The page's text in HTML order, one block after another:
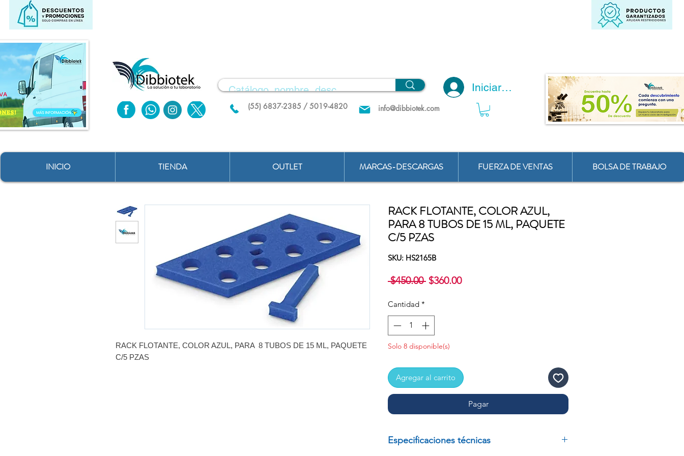
Iniciar Sesión
(55) 6837-2385 / 5019-4820 info@dibbiotek.com
INICIO TIENDA OUTLET MARCAS-DESCARGAS FUERZA DE VENTAS BOLSA DE TRABAJO
RACK FLOTANTE, COLOR AZUL, PARA 8 TUBOS DE 15 ML, PAQUETE
C/5 PZAS
RACK FLOTANTE, COLOR AZUL,
PARA 8 TUBOS DE 15 ML, PAQUETE
C/5 PZAS
SKU: HS2165B
$450.00 Precio
$360.00Precio
Cantidad *
Solo 8 disponible(s)
Agregar al carrito
Pagar
Especificaciones técnicas